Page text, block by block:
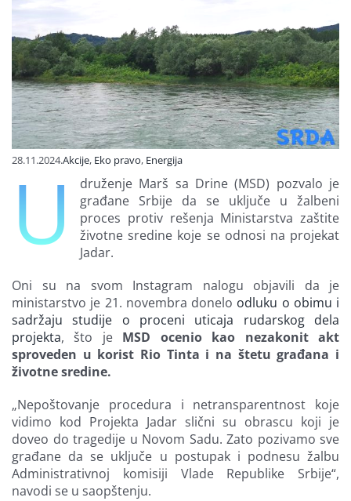
Finansiranje
O nama
28.11.2024.Akcije, Eko pravo, Energija
U
druženje Marš sa Drine (MSD) pozvalo je
građane Srbije da se uključe u žalbeni
proces protiv rešenja Ministarstva zaštite
životne sredine koje se odnosi na projekat
Jadar.
Oni su na svom Instagram nalogu objavili da je
ministarstvo je 21. novembra donelo odluku o obimu i
sadržaju studije o proceni uticaja rudarskog dela
projekta, što je MSD ocenio kao nezakonit akt
sproveden u korist Rio Tinta i na štetu građana i
životne sredine.
„Nepoštovanje procedura i netransparentnost koje
vidimo kod Projekta Jadar slični su obrascu koji je
doveo do tragedije u Novom Sadu. Zato pozivamo sve
građane da se uključe u postupak i podnesu žalbu
Administrativnoj komisiji Vlade Republike Srbije“,
navodi se u saopštenju.